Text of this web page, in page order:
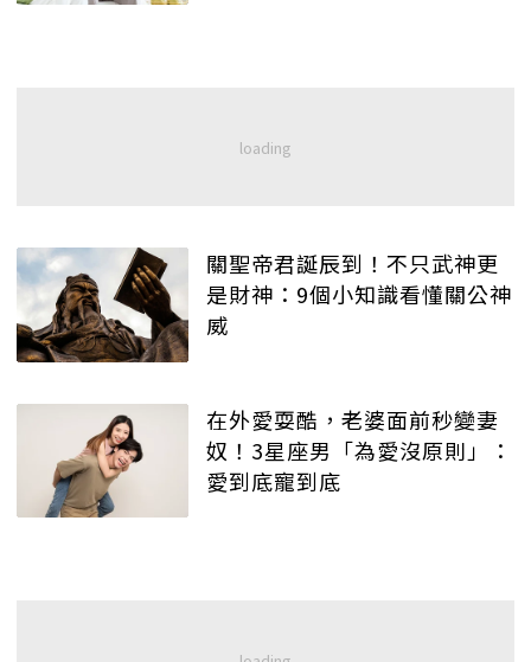
關聖帝君誕辰到！不只武神更
是財神：9個小知識看懂關公神
威
在外愛耍酷，老婆面前秒變妻
奴！3星座男「為愛沒原則」：
愛到底寵到底